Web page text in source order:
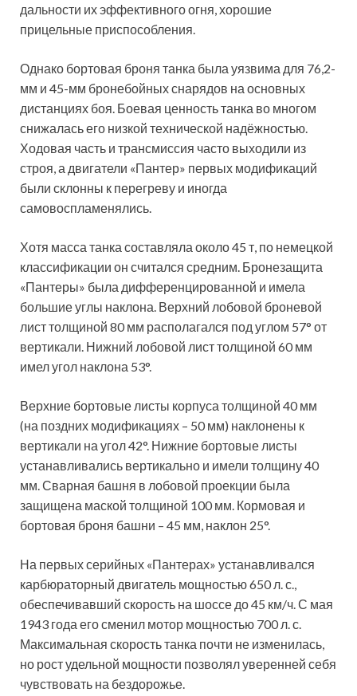
дальности их эффективного огня, хорошие
прицельные приспособления.
Однако бортовая броня танка была уязвима для 76,2-
мм и 45-мм бронебойных снарядов на основных
дистанциях боя. Боевая ценность танка во многом
снижалась его низкой технической надёжностью.
Ходовая часть и трансмиссия часто выходили из
строя, а двигатели «Пантер» первых модификаций
были склонны к перегреву и иногда
самовоспламенялись.
Хотя масса танка составляла около 45 т, по немецкой
классификации он считался средним. Бронезащита
«Пантеры» была дифференцированной и имела
большие углы наклона. Верхний лобовой броневой
лист толщиной 80 мм располагался под углом 57° от
вертикали. Нижний лобовой лист толщиной 60 мм
имел угол наклона 53°.
Верхние бортовые листы корпуса толщиной 40 мм
(на поздних модификациях – 50 мм) наклонены к
вертикали на угол 42°. Нижние бортовые листы
устанавливались вертикально и имели толщину 40
мм. Сварная башня в лобовой проекции была
защищена маской толщиной 100 мм. Кормовая и
бортовая броня башни – 45 мм, наклон 25°.
На первых серийных «Пантерах» устанавливался
карбюраторный двигатель мощностью 650 л. с.,
обеспечивавший скорость на шоссе до 45 км/ч. С мая
1943 года его сменил мотор мощностью 700 л. с.
Максимальная скорость танка почти не изменилась,
но рост удельной мощности позволял уверенней себя
чувствовать на бездорожье.